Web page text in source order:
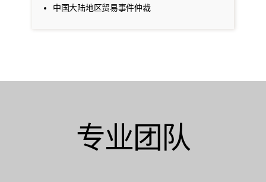
中国大陆地区贸易事件仲裁
专业团队